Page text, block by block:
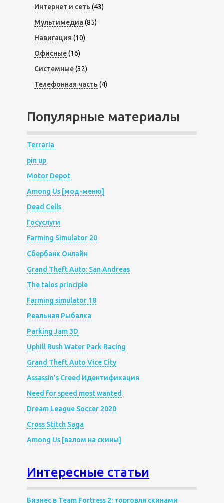
Интернет и сеть (43)
Мультимедиа (85)
Навигация (10)
Офисные(16)
Системные(32)
Телефонная часть (4)
Популярные материалы
Terraria
pin up
Motor Depot
Among Us [мод-меню]
Dead Cells
Госуслуги
Farming Simulator 20
Сбербанк Онлайн
Grand Theft Auto: San Andreas
The talos principle
Farming simulator 18
Реальная Рыбалка
Parking Jam 3D
Uphill Rush Water Park Racing
Grand Theft Auto Vice City
Assassin’s Creed Идентификация
Need for speed most wanted
Dream League Soccer 2020
Cross Stitch Saga
Among Us [взлом на скины]
Интересные статьи
Бизнес в Team Fortress 2: торговля скинами